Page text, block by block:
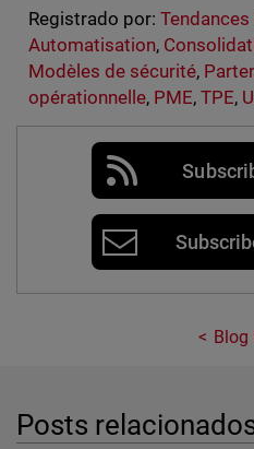
Registrado por:
Automatisation,
Modèles de sécurité,
opérationnelle, PME, TPE,
Blog
Posts